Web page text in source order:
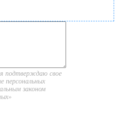
подтверждаю свое
персональных
законом